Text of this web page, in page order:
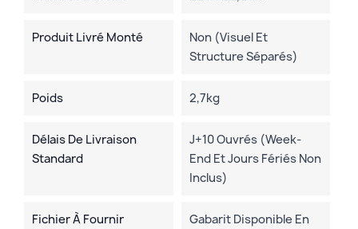
Produit Livré Monté
Non (visuel Et
Structure Séparés)
Poids 2,7kg
Délais De Livraison
Standard
J+10 Ouvrés (week-
End Et Jours Fériés Non
Inclus)
Fichier À Fournir
Gabarit Disponible En